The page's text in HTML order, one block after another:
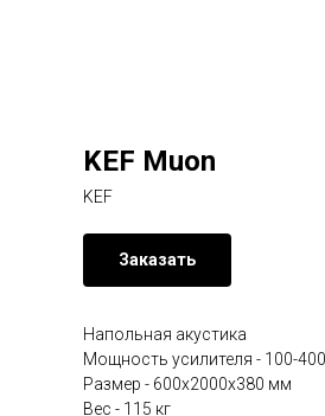
KEF Muon
KEF
Заказать
Напольная акустика
Мощность усилителя - 100-
Размер - 600x2000x380 мм
Вес - 115 кг